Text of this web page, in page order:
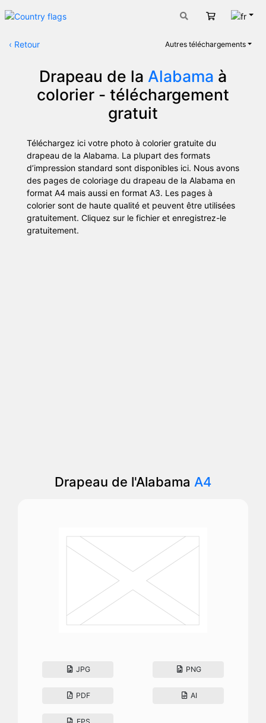
Panier
‹ Retour Autres téléchargements
Drapeau de la Alabama à
colorier - téléchargement
gratuit
Téléchargez ici votre photo à colorier gratuite du
drapeau de la Alabama. La plupart des formats
d’impression standard sont disponibles ici. Nous avons
des pages de coloriage du drapeau de la Alabama en
format A4 mais aussi en format A3. Les pages à
colorier sont de haute qualité et peuvent être utilisées
gratuitement. Cliquez sur le fichier et enregistrez-le
gratuitement.
Drapeau de l'Alabama A4
JPG PNG
PDF AI